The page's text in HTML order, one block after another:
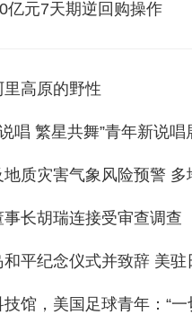
亿元7天期逆回购操作
高原的野性
唱 繁星共舞”青年新说
质灾害气象风险预警
长胡瑞连接受审查调查
平纪念仪式并致辞 美驻
馆，美国足球青年：“一